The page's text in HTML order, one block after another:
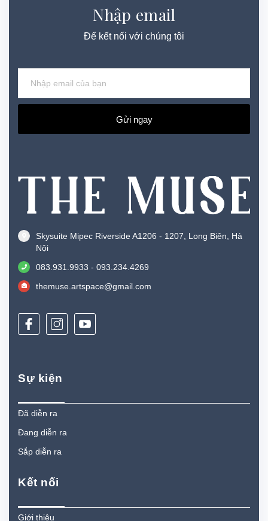
Nhập email
Để kết nối với chúng tôi
Gửi ngay
Skysuite Mipec Riverside A1206 - 1207, Long Biên, Hà
Nội
083.931.9933 - 093.234.4269
themuse.artspace@gmail.com
Sự kiện
Đã diễn ra
Đang diễn ra
Sắp diễn ra
Kết nối
Giới thiệu